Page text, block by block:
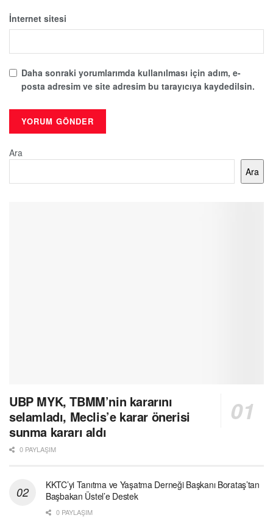
İnternet sitesi
Daha sonraki yorumlarımda kullanılması için adım, e-
posta adresim ve site adresim bu tarayıcıya kaydedilsin.
Ara
Ara
UBP MYK, TBMM’nin kararını
selamladı, Meclis’e karar önerisi
sunma kararı aldı
0 PAYLAŞIM
KKTC’yi Tanıtma ve Yaşatma Derneği Başkanı Borataş’tan
Başbakan Üstel’e Destek
0 PAYLAŞIM